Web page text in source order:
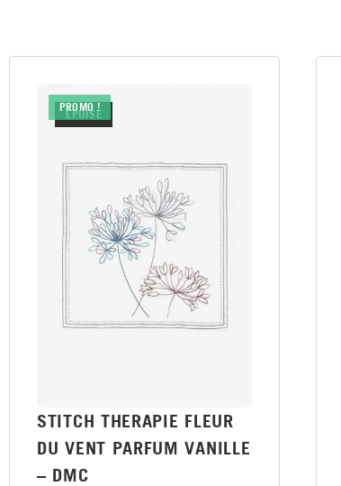
ÉPUISÉ
PROMO !
STITCH THERAPIE FLEUR
DU VENT PARFUM VANILLE
– DMC